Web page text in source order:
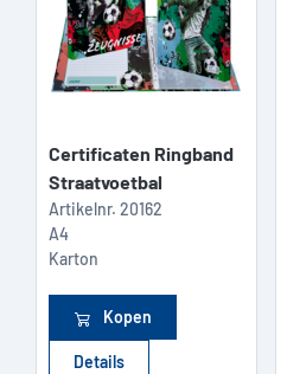
Certificaten Ringband
Straatvoetbal
Artikelnr. 20162
A4
Karton
Kopen
Details